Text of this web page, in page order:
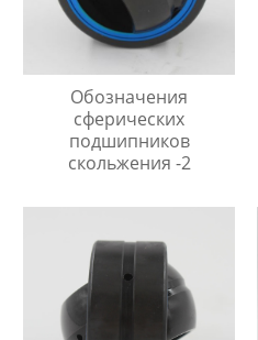
Обозначения
сферических
подшипников
скольжения -2